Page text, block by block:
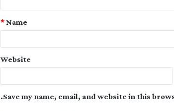
Name
*
Website
Save my name, email, and website in this